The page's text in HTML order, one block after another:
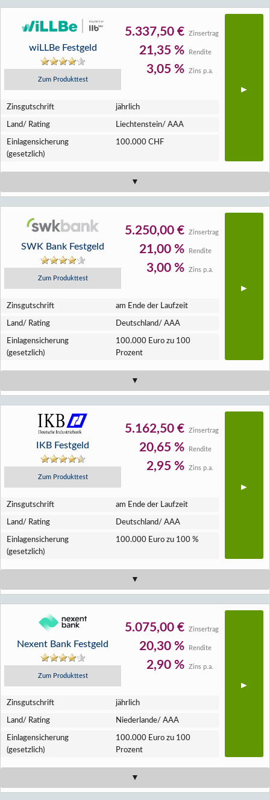
wiLLBe Festgeld
Zum Produkttest
5.337,50 € Zinsertrag
21,35 % Rendite
3,05 % Zins p.a.
Zins­gutschrift jährlich
Land/ Rating Liechtenstein/ AAA
Einlagen­sicherung
(gesetzlich)
100.000 CHF
SWK Bank Festgeld
Zum Produkttest
5.250,00 € Zinsertrag
21,00 % Rendite
3,00 % Zins p.a.
Zins­gutschrift am Ende der Laufzeit
Land/ Rating Deutschland/ AAA
Einlagen­sicherung
(gesetzlich)
100.000 Euro zu 100
Prozent
IKB Festgeld
Zum Produkttest
5.162,50 € Zinsertrag
20,65 % Rendite
2,95 % Zins p.a.
Zins­gutschrift am Ende der Laufzeit
Land/ Rating Deutschland/ AAA
Einlagen­sicherung
(gesetzlich)
100.000 Euro zu 100 %
Nexent Bank Festgeld
Zum Produkttest
5.075,00 € Zinsertrag
20,30 % Rendite
2,90 % Zins p.a.
Zins­gutschrift jährlich
Land/ Rating Niederlande/ AAA
Einlagen­sicherung
(gesetzlich)
100.000 Euro zu 100
Prozent